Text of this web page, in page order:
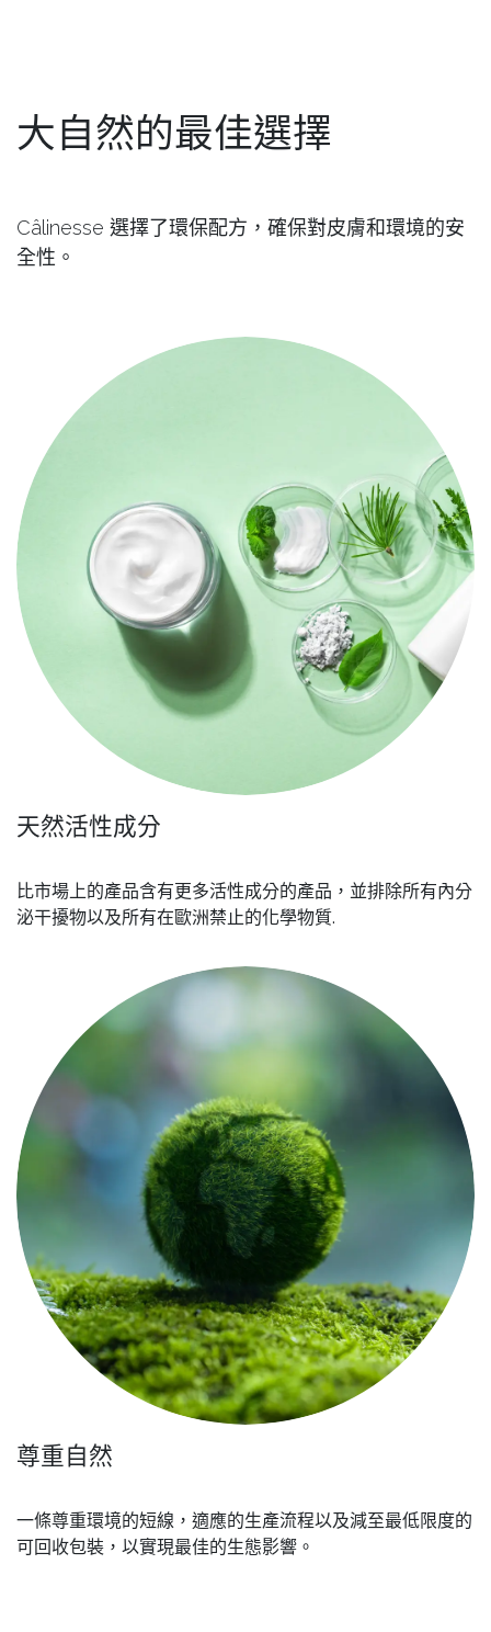
大自然的最佳選擇
Câlinesse 選擇了環保配方，確保對皮膚和環境的安
全性。
天然活性成分
比市場上的產品含有更多活性成分的產品，並排除所有內分
泌干擾物以及所有在歐洲禁止的化學物質.
尊重自然
一條尊重環境的短線，適應的生產流程以及減至最低限度的
可回收包裝，以實現最佳的生態影響。